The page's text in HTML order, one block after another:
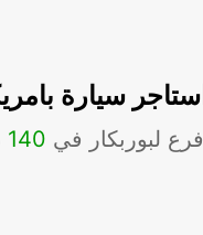
استاجر سيارة
فرع لبوربكار في 140